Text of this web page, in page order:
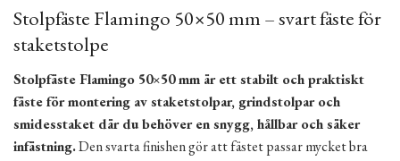
Stolpfäste Flamingo 50×50 mm – svart fäste för
staketstolpe
Stolpfäste Flamingo 50×50 mm är ett stabilt och praktiskt
fäste för montering av staketstolpar, grindstolpar och
smidesstaket där du behöver en snygg, hållbar och säker
infästning.Den svarta finishen gör att fästet passar mycket bra